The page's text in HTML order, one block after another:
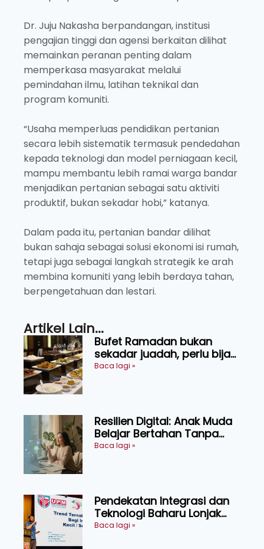
Dr. Juju Nakasha berpandangan, institusi
pengajian tinggi dan agensi berkaitan dilihat
memainkan peranan penting dalam
memperkasa masyarakat melalui
pemindahan ilmu, latihan teknikal dan
program komuniti.
“Usaha memperluas pendidikan pertanian
secara lebih sistematik termasuk pendedahan
kepada teknologi dan model perniagaan kecil,
mampu membantu lebih ramai warga bandar
menjadikan pertanian sebagai satu aktiviti
produktif, bukan sekadar hobi,” katanya.
Dalam pada itu, pertanian bandar dilihat
bukan sahaja sebagai solusi ekonomi isi rumah,
tetapi juga sebagai langkah strategik ke arah
membina komuniti yang lebih berdaya tahan,
berpengetahuan dan lestari.
Artikel Lain...
Bufet Ramadan bukan
sekadar juadah, perlu bijak
memilih dan selamat
Baca lagi »
Resilien Digital: Anak Muda
Belajar Bertahan Tanpa
Perlu Menekan Diri
Baca lagi »
Pendekatan Integrasi dan
Teknologi Baharu Lonjak
Produktiviti Ternakan
Baca lagi »